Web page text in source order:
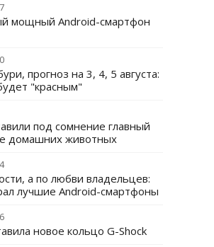
мощный Android-смартфон
прогноз на 3, 4, 5 августа:
"красным"
под сомнение главный
домашних животных
а по любви владельцев:
лучшие Android-смартфоны
новое кольцо G-Shock